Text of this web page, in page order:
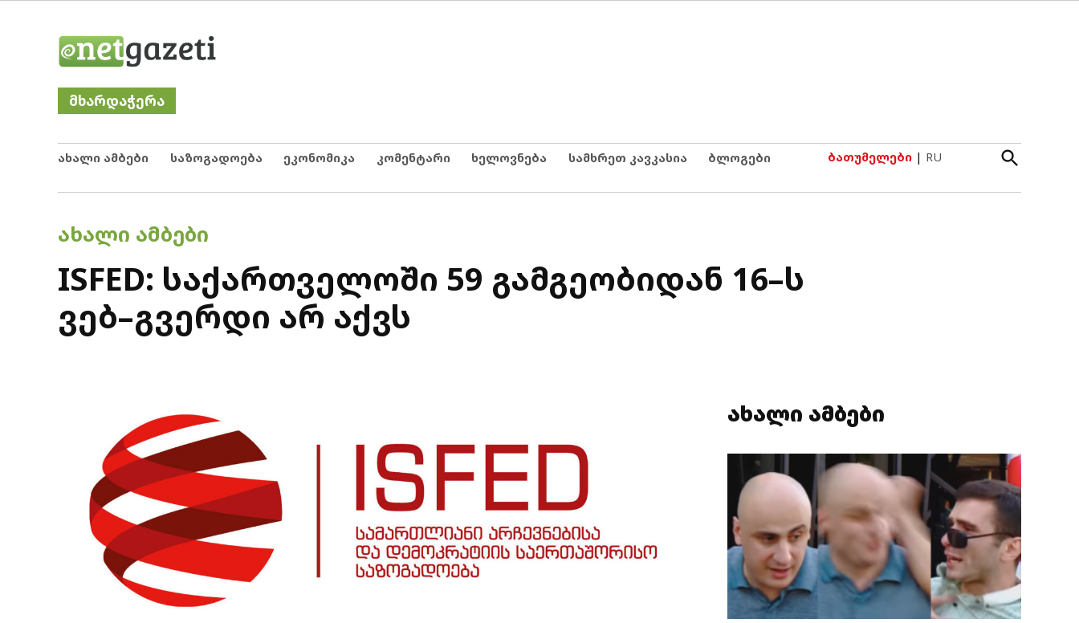
მხარდაჭერა
ახალი ამბები საზოგადოება ეკონომიკა კომენტარი ხელოვნება სამხრეთ კავკასია ბლოგები ბათუმელები | RU
Open
Search
POSTED
ᲐᲮᲐᲚᲘ ᲐᲛᲑᲔᲑᲘ
ISFED: საქართველოში 59 გამგეობიდან 16–ს
ვებ–გვერდი არ აქვს
ახალი ამბები